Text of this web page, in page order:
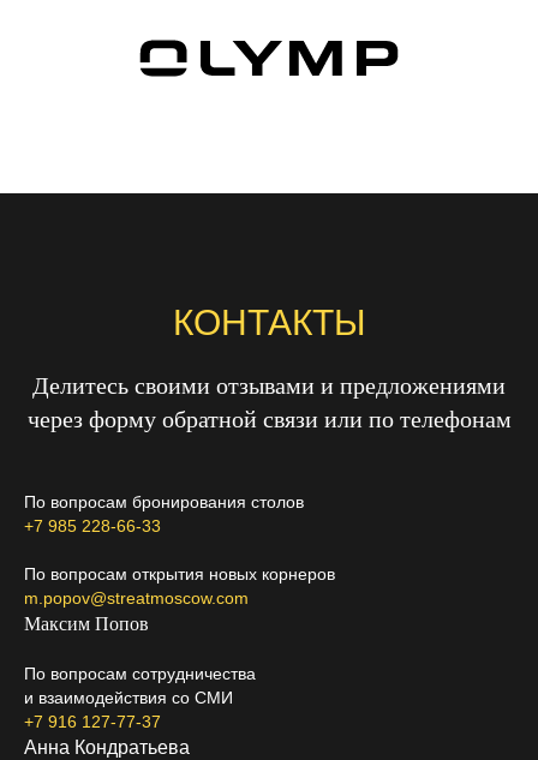
КОНТАКТЫ
Делитесь своими отзывами и предложениями
через форму обратной связи или по телефонам
По вопросам бронирования столов
+7 985 228-66-33
По вопросам открытия новых корнеров
m.popov@streatmoscow.com
Максим Попов
По вопросам сотрудничества
и взаимодействия со СМИ
+7 916 127-77-37
Анна Кондратьева